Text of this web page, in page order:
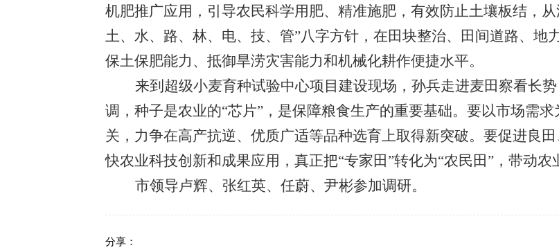
机肥推广应用，引导农民科学用肥、精准施肥，有效防止土壤板结，
土、水、路、林、电、技、管”八字方针，在田块整治、田间道路、地
保土保肥能力、抵御旱涝灾害能力和机械化耕作便捷水平。
来到超级小麦育种试验中心项目建设现场，孙兵走进麦田察看长
调，种子是农业的“芯片”，是保障粮食生产的重要基础。要以市场需
关，力争在高产抗逆、优质广适等品种选育上取得新突破。要促进良
快农业科技创新和成果应用，真正把“专家田”转化为“农民田”，带动农
市领导卢辉、张红英、任蔚、尹彬参加调研。
分享：